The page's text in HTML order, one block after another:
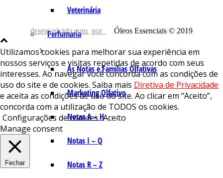
Veterinária
Perfumaria
As Notas e Famílias Olfativas
Marketing Olfativo
Notas A – H
Notas I – Q
Notas R – Z
desenvolvido com por Óleos Essenciais © 2019
Utilizamos cookies para melhorar sua experiência em
nossos serviços e visitas repetidas de acordo com seus
interesses. Ao navegar você concorda com as condições de
uso do site e de cookies. Saiba mais Diretiva de Privacidade
e aceita as condições de uso do site. Ao clicar em “Aceito”,
concorda com a utilização de TODOS os cookies.
Configurações de cookies Aceito
Manage consent
Fechar